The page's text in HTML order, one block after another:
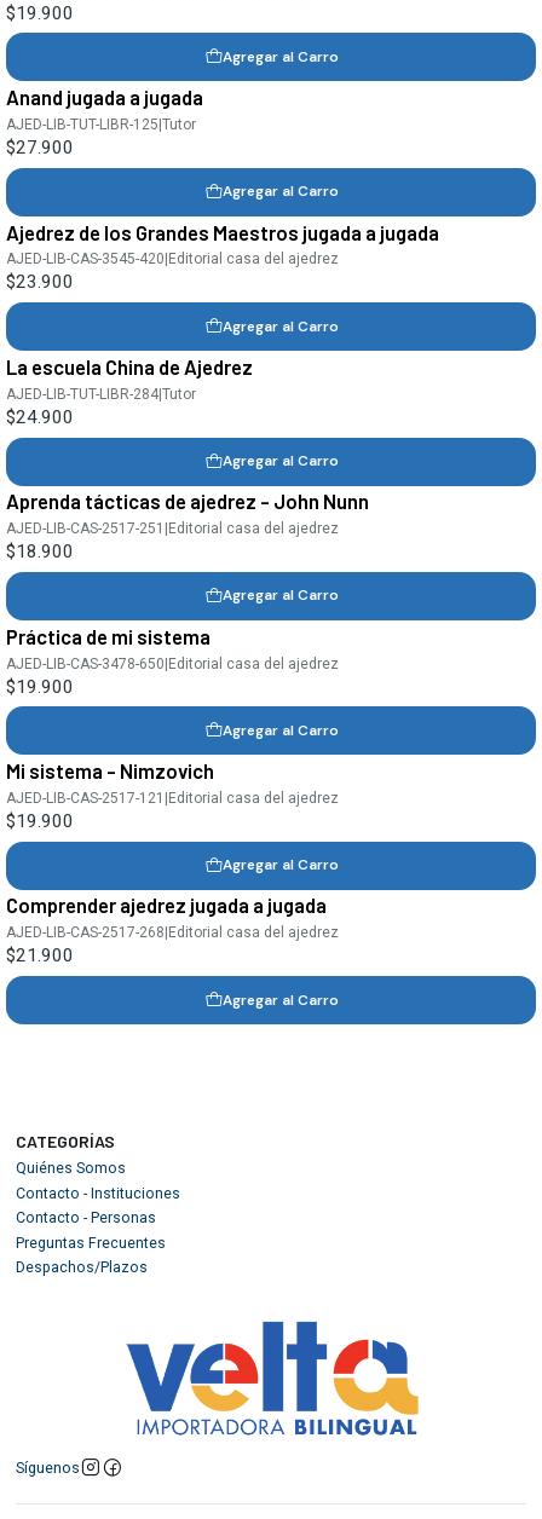
$19.900
Agregar al Carro
Anand jugada a jugada
AJED-LIB-TUT-LIBR-125 |Tutor
$27.900
Agregar al Carro
Ajedrez de los Grandes Maestros jugada a jugada
AJED-LIB-CAS-3545-420 Editorial casa del ajedrez
$23.900
Agregar al Carro
La escuela China de Ajedrez
AJED-LIB-TUT-LIBR-284|Tutor
$24.900
Agregar al Carro
Aprenda tácticas de ajedrez - John Nunn
AJED-LIB-CAS-2517-251 Editorial casa del ajedrez
$18.900
Agregar al Carro
Práctica de mi sistema
AJED-LIB-CAS-3478-650|Editorial casa del ajedrez
$19.900
Agregar al Carro
Mi sistema - Nimzovich
AJED-LIB-CAS-2517-121 Editorial casa del ajedrez
$19.900
Agregar al Carro
Comprender ajedrez jugada a jugada
AJED-LIB-CAS-2517-268 Editorial casa del ajedrez
$21.900
Agregar al Carro
CATEGORÍAS
Quiénes Somos
Contacto - Instituciones
Contacto - Personas
Preguntas Frecuentes
Despachos/Plazos
Síguenos